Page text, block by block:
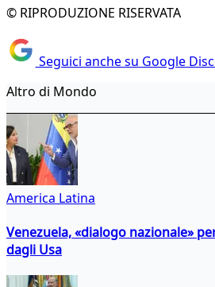
© RIPRODUZIONE RISERVATA
Seguici anche su Google
Altro di Mondo
America Latina
Venezuela, «dialogo nazionale»
dagli Usa